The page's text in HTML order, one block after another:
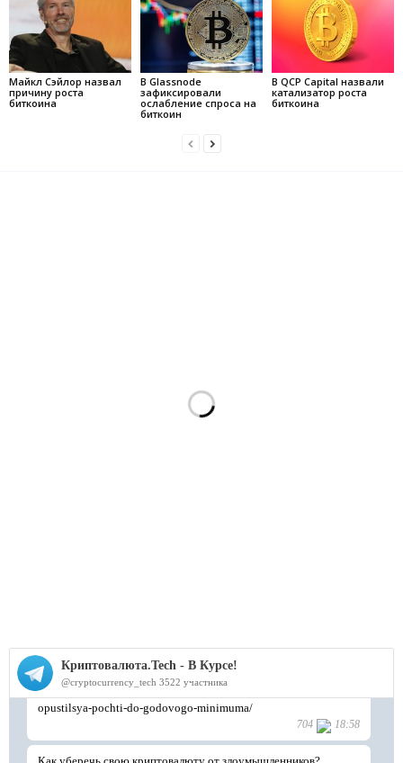
Майкл Сэйлор назвал
причину роста
биткоина
В Glassnode
зафиксировали
ослабление спроса на
биткоин
В QCP Capital назвали
катализатор роста
биткоина